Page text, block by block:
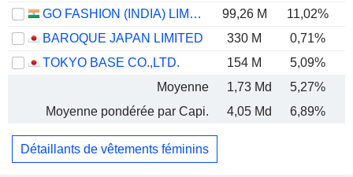
GO FASHION (INDIA) LIMITED
99,26 M 11,02%
BAROQUE JAPAN LIMITED
330 M 0,71%
TOKYO BASE CO.,LTD.
154 M 5,09%
Moyenne
1,73 Md 5,27%
Moyenne pondérée par Capi.
4,05 Md 6,89%
Détaillants de vêtements féminins